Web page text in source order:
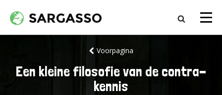
Voorpagina
Een kleine filosofie van de contra-
kennis